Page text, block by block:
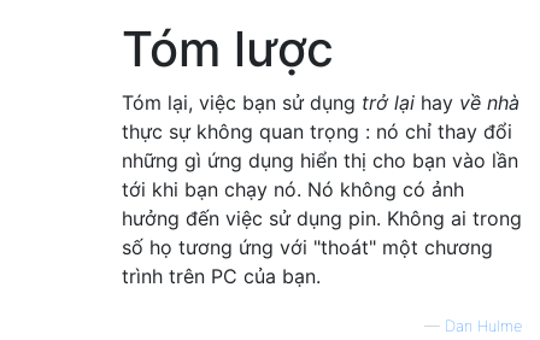
Tóm lược
Tóm lại, việc bạn sử dụng trở lại hay về nhà
thực sự không quan trọng : nó chỉ thay đổi
những gì ứng dụng hiển thị cho bạn vào lần
tới khi bạn chạy nó. Nó không có ảnh
hưởng đến việc sử dụng pin. Không ai trong
số họ tương ứng với "thoát" một chương
trình trên PC của bạn.
— Dan Hulme